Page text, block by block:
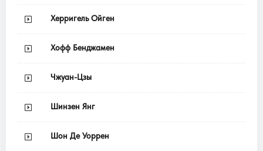
Херригель Ойген
Хофф Бенджамен
Чжуан-Цзы
Шинзен Янг
Шон Де Уоррен